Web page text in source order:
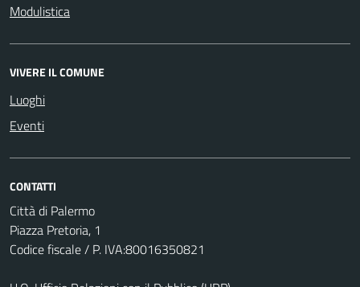
Modulistica
VIVERE IL COMUNE
Luoghi
Eventi
CONTATTI
Città di Palermo
Piazza Pretoria, 1
Codice fiscale / P. IVA:80016350821